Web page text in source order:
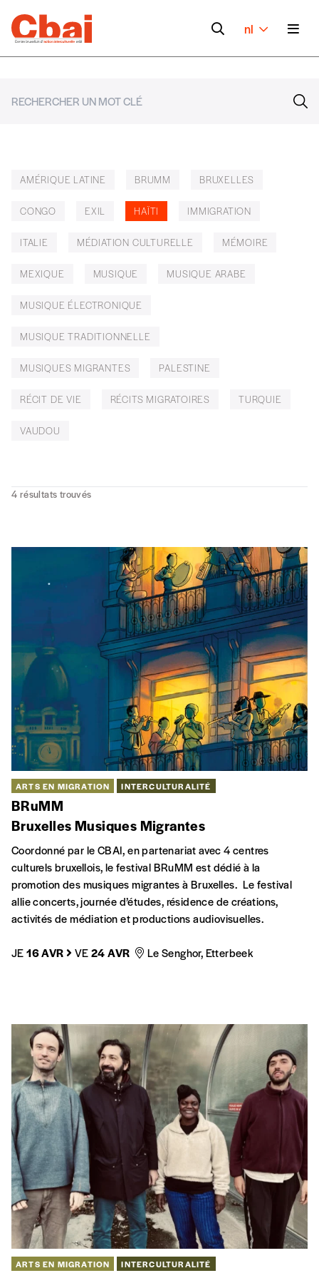
nl
AMÉRIQUE LATINE BRUMM BRUXELLES
CONGO EXIL HAÏTI IMMIGRATION
ITALIE MÉDIATION CULTURELLE MÉMOIRE
MEXIQUE MUSIQUE MUSIQUE ARABE
MUSIQUE ÉLECTRONIQUE
MUSIQUE TRADITIONNELLE
MUSIQUES MIGRANTES PALESTINE
RÉCIT DE VIE RÉCITS MIGRATOIRES TURQUIE
VAUDOU
4 résultats trouvés
ARTS EN MIGRATION INTERCULTURALITÉ
BRuMM
Bruxelles Musiques Migrantes
Coordonné par le CBAI, en partenariat avec 4 centres
culturels bruxellois, le festival BRuMM est dédié à la
promotion des musiques migrantes à Bruxelles. Le festival
allie concerts, journée d’études, résidence de créations,
activités de médiation et productions audiovisuelles.
JE16 AVR VE24 AVR Le Senghor, Etterbeek
ARTS EN MIGRATION INTERCULTURALITÉ